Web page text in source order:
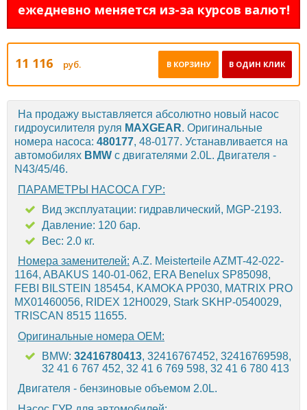
ежедневно меняется из-за курсов валют!
11 116 руб. В ОДИН КЛИК
В КОРЗИНУ
На продажу выставляется абсолютно новый насос
гидроусилителя руля MAXGEAR. Оригинальные
номера насоса: 480177, 48-0177. Устанавливается на
автомобилях BMW с двигателями 2.0L. Двигателя -
N43/45/46.
ПАРАМЕТРЫ НАСОСА ГУР:
Вид эксплуатации: гидравлический, MGP-2193.
Давление: 120 бар.
Вес: 2.0 кг.
Номера заменителей: A.Z. Meisterteile AZMT-42-022-
1164, ABAKUS 140-01-062, ERA Benelux SP85098,
FEBI BILSTEIN 185454, KAMOKA PP030, MATRIX PRO
MX01460056, RIDEX 12H0029, Stark SKHP-0540029,
TRISCAN 8515 11655.
Оригинальные номера OEM:
BMW: 32416780413, 32416767452, 32416769598,
32 41 6 767 452, 32 41 6 769 598, 32 41 6 780 413
Двигателя - бензиновые объемом 2.0L.